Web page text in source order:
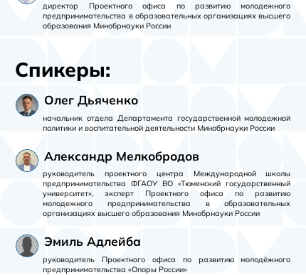
директор Проектного офиса по развитию молодежного
предпринимательства в образовательных организациях высшего
образования Минобрнауки России
Спикеры:
Олег Дьяченко
начальник отдела Департамента государственной молодежной
политики и воспитательной деятельности Минобрнауки России
Александр Мелкобродов
руководитель проектного центра Международной школы
предпринимательства ФГАОУ ВО «Тюменский государственный
университет», эксперт Проектного офиса по развитию
молодежного предпринимательства в образовательных
организациях высшего образования Минобрнауки России
Эмиль Адлейба
руководитель Проектного офиса по развитию молодёжного
предпринимательства «Опоры России»